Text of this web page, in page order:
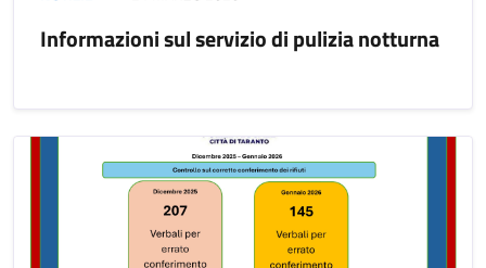
Informazioni sul servizio di pulizia notturna